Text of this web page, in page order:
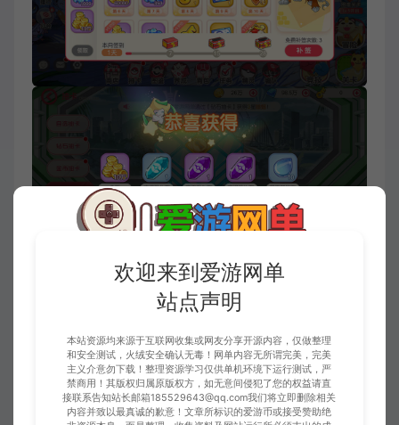
欢迎来到爱游网单
站点声明
本站资源均来源于互联网收集或网友分享开源内容，仅做整理
和安全测试，火绒安全确认无毒！网单内容无所谓完美，完美
主义介意勿下载！整理资源学习仅供单机环境下运行测试，严
禁商用！其版权归属原版权方，如无意间侵犯了您的权益请直
接联系告知站长邮箱185529643@qq.com我们将立即删除相关
内容并致以最真诚的歉意！文章所标识的爱游币或接受赞助绝